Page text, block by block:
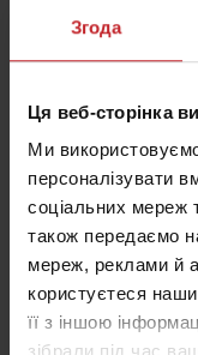
Згода
Ця веб-сторінка
Ми
персоналізувати
соціальних мереж
також передаємо
мереж, реклами й
користуєтеся
її з іншою
характеристики
усунення
створення
укріпленню
спричинених
комахами.